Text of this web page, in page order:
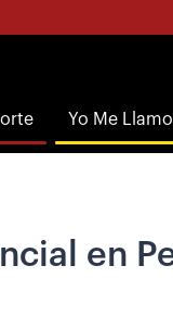
Yo Me Llamo
en